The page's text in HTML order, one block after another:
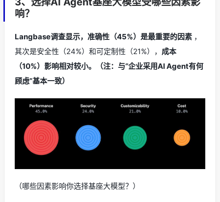
响？
Langbase调查显示，准确性（45%）是最重要的因素 ，
其次是安全性（24%）和可定制性（21%）， 成本
（10%）影响相对较小。（注：与“企业采用AI Agent有何
顾虑”基本一致）
（哪些因素影响你选择基座大模型？）